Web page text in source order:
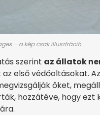
– a kép csak illusztráció
szerint az állatok
az első védőoltásokat.
őket,
hozzátéve, hogy